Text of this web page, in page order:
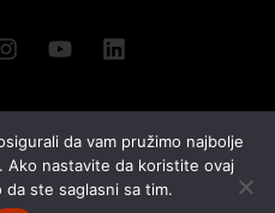
ZADŽANA | DEVELOPED BY
da vam pružimo najbolje
Ako nastavite da koristite ovaj
ste saglasni sa tim.